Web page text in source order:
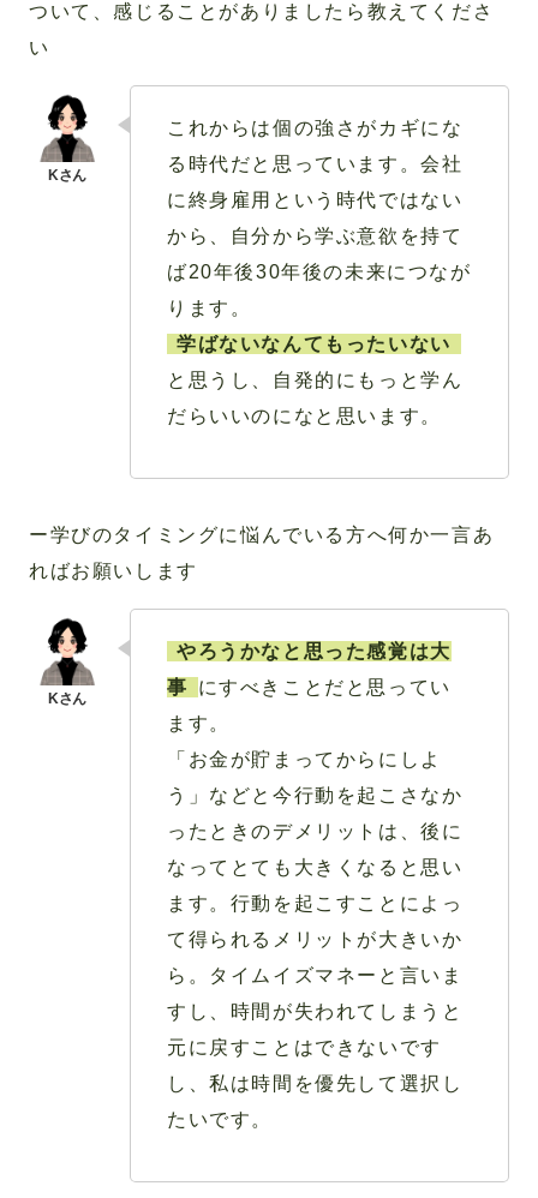
ついて、感じることがありましたら教えてくださ
い
これからは個の強さがカギにな
る時代だと思っています。会社
に終身雇用という時代ではない
から、自分から学ぶ意欲を持て
ば20年後30年後の未来につなが
ります。
学ばないなんてもったいない
と思うし、自発的にもっと学ん
だらいいのになと思います。
ー学びのタイミングに悩んでいる方へ何か一言あ
ればお願いします
やろうかなと思った感覚は大
事
にすべきことだと思ってい
ます。
「お金が貯まってからにしよ
う」などと今行動を起こさなか
ったときのデメリットは、後に
なってとても大きくなると思い
ます。行動を起こすことによっ
て得られるメリットが大きいか
ら。タイムイズマネーと言いま
すし、時間が失われてしまうと
元に戻すことはできないです
し、私は時間を優先して選択し
たいです。